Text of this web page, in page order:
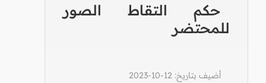
حكم التقاط الصور
للمحتضر
أضيف بتاريخ: 12-10-2023